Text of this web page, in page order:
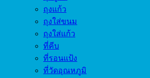
ถุงแก้ว
ถุงใส่ขนม
ถุงใส่แก้ว
ที่คีบ
ที่รอนแป้ง
ที่วัดอุณหภูมิ